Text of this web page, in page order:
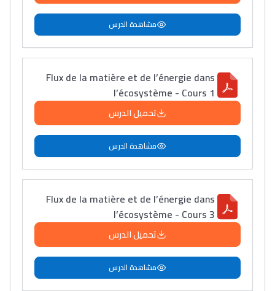
مشاهدة الدرس
Flux de la matière et de l’énergie dans
l’écosystème - Cours 1
تحميل الدرس
مشاهدة الدرس
Flux de la matière et de l’énergie dans
l’écosystème - Cours 3
تحميل الدرس
مشاهدة الدرس